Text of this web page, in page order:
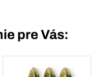
pre Vás: